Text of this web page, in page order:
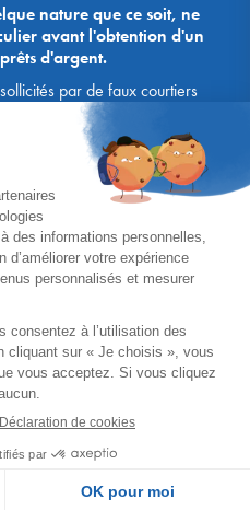
nature que ce soit, ne
avant l'obtention d'un
d'argent.
par de faux courtiers
proposent de bénéficier de
transmettre des documents,
etc. Soyez vigilants :
à ses clients de virer sur ses
par les banques, à l'exception
Les courtiers Ace Crédit /
d'une adresse mail
xxxx@immopret.fr.
varier selon votre région et
montant emprunté de 200 000 €.
fixe (hors frais) de 3.21 % (taux
sur 15 ans. 180 mensualités de
Coût total du crédit (hors frais) :
(hors frais) : 256 820,53 €.
Vérifiez vos capacités